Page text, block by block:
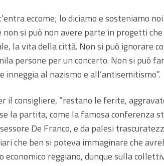
eccome; lo diciamo e sosteniamo
non si può non avere parte in progetti
la vita della città. Non si può ignorare
persone per un concerto. Non si può
inneggia al nazismo e all’antisemitismo”.
il consigliere, “restano le ferite,
la partita, come la famosa conferenza
De Franco, e da palesi
che ben si poteva immaginare che
economico reggiano, dunque sulla